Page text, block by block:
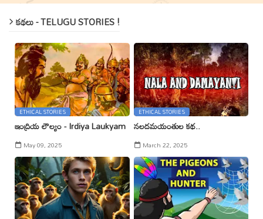
కథలు - TELUGU STORIES !
ETHICAL STORIES
ఇంద్రియ లౌల్యం - Irdiya Laukyam
May 09, 2025
ETHICAL STORIES
నలదమయంతుల కథ..
March 22, 2025